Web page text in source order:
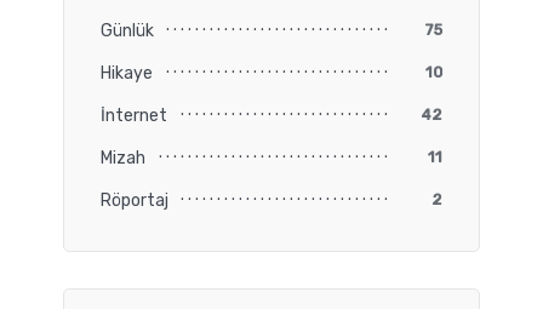
Günlük 75
Hikaye 10
İnternet 42
Mizah 11
Röportaj 2